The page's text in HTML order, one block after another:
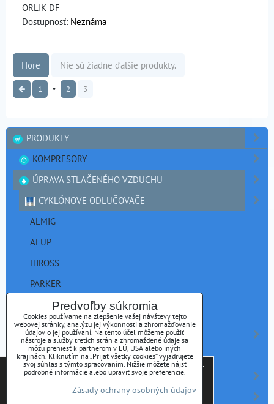
ORLIK DF
Dostupnosť: Neznáma
Hore Nie sú žiadne ďalšie produkty.
1 2 3
PRODUKTY
KOMPRESORY
ÚPRAVA STLAČENÉHO VZDUCHU
CYKLÓNOVE ODLUČOVAČE
ALMIG
ALUP
HIROSS
PARKER
ORLIK
FILTRÁCIA
ADSORBERY AC
KONDENZAČNÉ SUŠIČE
ADSORBČNÉ SUŠIČE
Predvoľby súkromia
Cookies používame na zlepšenie vašej návštevy tejto
webovej stránky, analýzu jej výkonnosti a zhromažďovanie
údajov o jej používaní. Na tento účel môžeme použiť
nástroje a služby tretích strán a zhromaždené údaje sa
môžu preniesť k partnerom v EÚ, USA alebo iných
krajinách. Kliknutím na „Prijať všetky cookies“ vyjadrujete
svoj súhlas s týmto spracovaním. Nižšie môžete nájsť
podrobné informácie alebo upraviť svoje preferencie.
Zásady ochrany osobných údajov
Tieto internetové stránky používajú súbory cookies.
Bližšie informácie o použitých súboroch cookies a
ako je možné zabrániť ich používaniu nájdete na